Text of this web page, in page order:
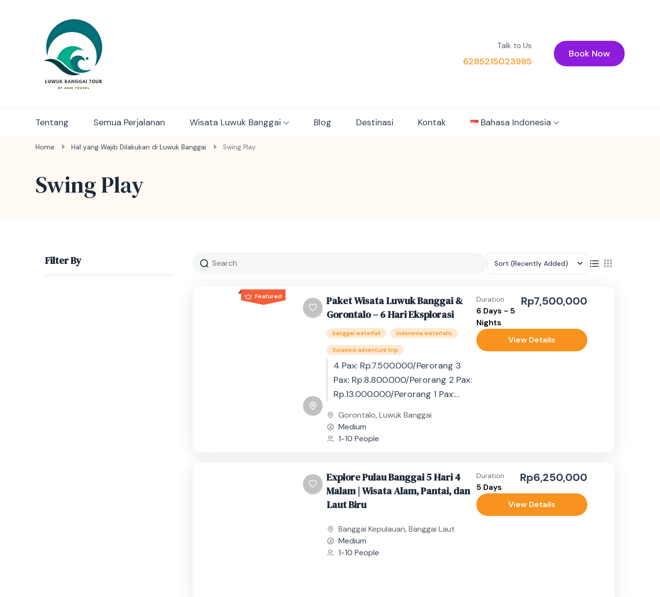
Talk to Us
6285215023985
Book Now
Tentang Semua Perjalanan Wisata Luwuk Banggai Blog Destinasi Kontak Bahasa Indonesia
Home Hal yang Wajib Dilakukan di Luwuk Banggai Swing Play
Swing Play
Filter By Sort (Recently Added)
Featured
Paket Wisata Luwuk Banggai &
Gorontalo – 6 Hari Eksplorasi
banggai waterfall Indonesia waterfalls
Sulawesi adventure trip
4 Pax: Rp.7.500.000/Perorang 3
Pax: Rp.8.800.000/Perorang 2 Pax:
Rp.13.000.000/Perorang 1 Pax:
4 orang hubungi admin untuk
detail harga. Wisata Luwuk
Gorontalo, Luwuk Banggai
Medium
1-10 People
Duration
6 Days - 5
Nights
Rp7,500,000
View Details
Explore Pulau Banggai 5 Hari 4
Malam | Wisata Alam, Pantai, dan
Laut Biru
Banggai Kepulauan, Banggai Laut
Medium
1-10 People
Duration
5 Days
Rp6,250,000
View Details